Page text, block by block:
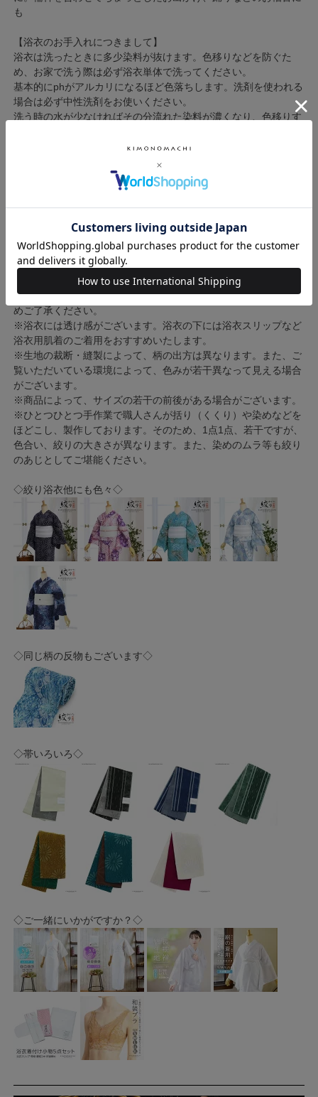
も
【浴衣のお手入れにつきまして】
浴衣は洗ったときに多少染料が抜けます。色移りなどを防ぐた
め、お家で洗う際は必ず浴衣単体で洗ってください。
基本的にphがアルカリになるほど色落ちします。洗剤を使われる
場合は必ず中性洗剤をお使いください。
洗う時の水が少なければその分流れた染料が濃くなり、色移りす
なります。たっぷりの冷たい水でお洗いください。
脱水するときは大きめのバスタオルを敷いた上に浴衣をのせ、さ
らにバスタオルではさみ、くるくると丸めていきます。干す時は
物干し竿などに両袖を通し、ピンと張った状態で乾かすのがベス
トです。
高い位置に干せない場合は浴衣の背中を軸にして横向きにかけて
乾かしてください。
アイロンは半乾きのうちにかけるのがコツです。
※商品の色味につきまして、実物に近づけるよう画像処理をして
おりますがお客様のモニターによって差異が生じます。あらかじ
めご了承ください。
※浴衣には透け感がございます。浴衣の下には浴衣スリップなど
浴衣用肌着のご着用をおすすめいたします。
※生地の裁断・縫製によって、柄の出方は異なります。また、ご
覧いただいている環境によって、色みが若干異なって見える場合
がございます。
※商品によって、サイズの若干の前後がある場合がございます。
※ひとつひとつ手作業で職人さんが括り（くくり）や染めなどを
ほどこし、製作しております。そのため、1点1点、若干ですが、
色合い、絞りの大きさが異なります。また、染めのムラ等も絞り
のあじとしてご堪能ください。
◇絞り浴衣他にも色々◇
◇同じ柄の反物もございます◇
◇帯いろいろ◇
◇ご一緒にいかがですか？◇